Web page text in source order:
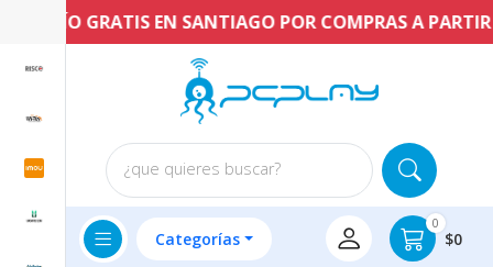
ENVÍO GRATIS EN SANTIAGO POR COMPRAS A PARTIR
¿que quieres buscar?
Categorías
0
$0